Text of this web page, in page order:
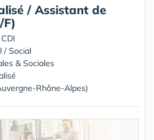
/ Assistant de
F)
/ Social
& Sociales
Rhône-Alpes)